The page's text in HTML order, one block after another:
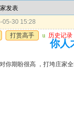
发表
05-30 15:28
打赏高手 u 历史记录
你人
你期盼很高 ，打垮庄家